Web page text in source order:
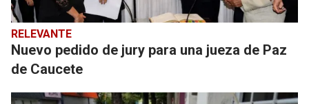
RELEVANTE
Nuevo pedido de jury para una jueza de Paz
de Caucete